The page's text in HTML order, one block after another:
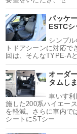
パッケ
ESTC
シンプ
トドアシーンに対応
回は、そんなTYPE-A
オーダ
タムし
車いす
施した200系ハイエー
を軽減。さらに車内で
シートにSTシー